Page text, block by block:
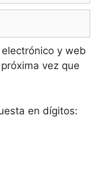
y web
vez que
en dígitos: